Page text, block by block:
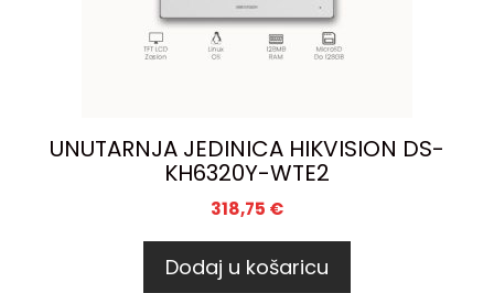
UNUTARNJA JEDINICA HIKVISION DS-
KH6320Y-WTE2
318,75 €
Dodaj u košaricu